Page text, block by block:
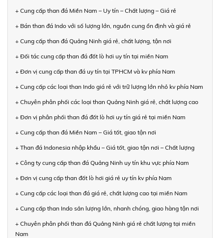
+ Cung cấp than đá Miền Nam – Uy tín – Chất lượng – Giá rẻ
+ Bán than đá Indo với số lượng lớn, nguồn cung ổn định và giá rẻ
+ Cung cấp than đá Quảng Ninh giá rẻ, chất lượng, tận nơi
+ Đối tác cung cấp than đá đốt lò hơi uy tín tại miền Nam
+ Đơn vị cung cấp than đá uy tín tại TPHCM và kv phía Nam
+ Cung cấp các loại than Indo giá rẻ với trữ lượng lớn nhỏ kv phía Nam
+ Chuyên phân phối các loại than Quảng Ninh giá rẻ, chất lượng cao
+ Đơn vị phân phối than đá đốt lò hơi uy tín giá rẻ tại miền Nam
+ Cung cấp than đá Miền Nam – Giá tốt, giao tận nơi
+ Than đá Indonesia nhập khẩu – Giá tốt, giao tận nơi – Chất lượng
+ Công ty cung cấp than đá Quảng Ninh uy tín khu vực phía Nam
+ Đơn vị cung cấp than đốt lò hơi giá rẻ uy tín kv phía Nam
+ Cung cấp các loại than đá giá rẻ, chất lượng cao tại miền Nam
+ Cung cấp than Indo sản lượng lớn, nhanh chóng, giao hàng tận nơi
+ Chuyên phân phối than đá Quảng Ninh giá rẻ chất lượng tại miền
Nam